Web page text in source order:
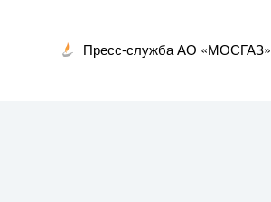
Пресс-служба АО «МОСГАЗ»